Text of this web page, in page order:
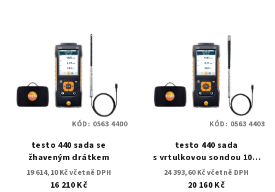
testo 440 sada se
žhaveným drátkem
19 614,10 Kč včetně DPH
16 210 Kč
KÓD: 0563 4400
testo 440 sada
s vrtulkovou sondou 100-
mm s BT
24 393,60 Kč včetně DPH
20 160 Kč
KÓD: 0563 4403